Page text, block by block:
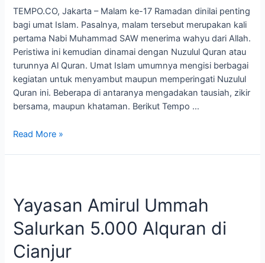
TEMPO.CO, Jakarta – Malam ke-17 Ramadan dinilai penting
bagi umat Islam. Pasalnya, malam tersebut merupakan kali
pertama Nabi Muhammad SAW menerima wahyu dari Allah.
Peristiwa ini kemudian dinamai dengan Nuzulul Quran atau
turunnya Al Quran. Umat Islam umumnya mengisi berbagai
kegiatan untuk menyambut maupun memperingati Nuzulul
Quran ini. Beberapa di antaranya mengadakan tausiah, zikir
bersama, maupun khataman. Berikut Tempo …
Hijriah
Read More »
Yayasan Amirul Ummah
Salurkan 5.000 Alquran di
Cianjur
Ummah
Salurkan
5.000
di